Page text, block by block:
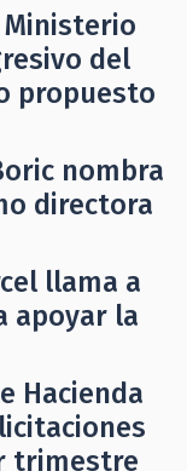
del
propuesto
nombra
directora
llama a
apoyar la
Hacienda
trimestre